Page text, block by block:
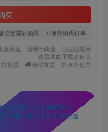
买
议登陆后购买，可保存购买订单
用途。因用于商业、违法违规用
途后果由下载者自负
持退货
自动发货 永久使用
软件设计思想和原理使
传播，因未及时删除所造